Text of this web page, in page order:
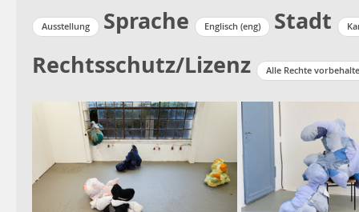
Ausstellung Sprache Englisch (eng) Stadt
Rechtsschutz/Lizenz Alle Rechte